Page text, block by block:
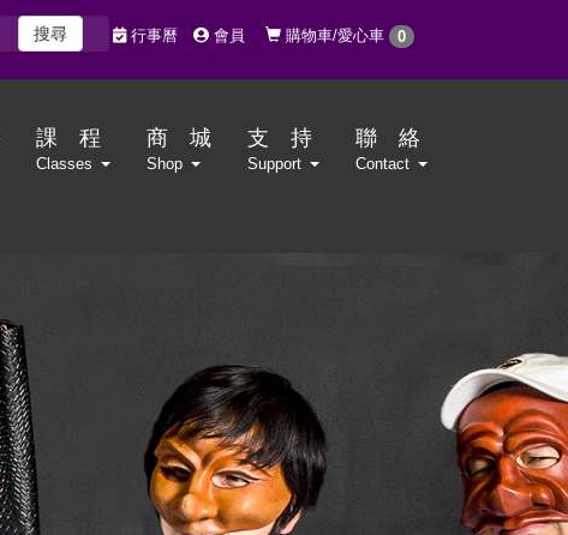
購物車/愛心車 0
行事曆 會員
搜尋
課 程
Classes
商 城
Shop
支 持
Support
聯 絡
Contact